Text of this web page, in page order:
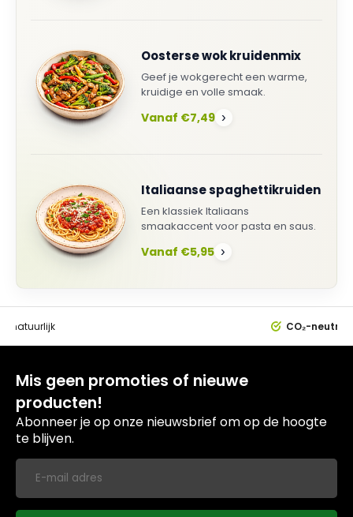
Oosterse wok kruidenmix
Geef je wokgerecht een warme,
kruidige en volle smaak.
Vanaf €7,49 ›
Italiaanse spaghettikruiden
Een klassiek Italiaans
smaakaccent voor pasta en saus.
Vanaf €5,95 ›
natuurlijk CO₂-
Mis geen promoties of nieuwe
producten!
Abonneer je op onze nieuwsbrief om op de hoogte
te blijven.